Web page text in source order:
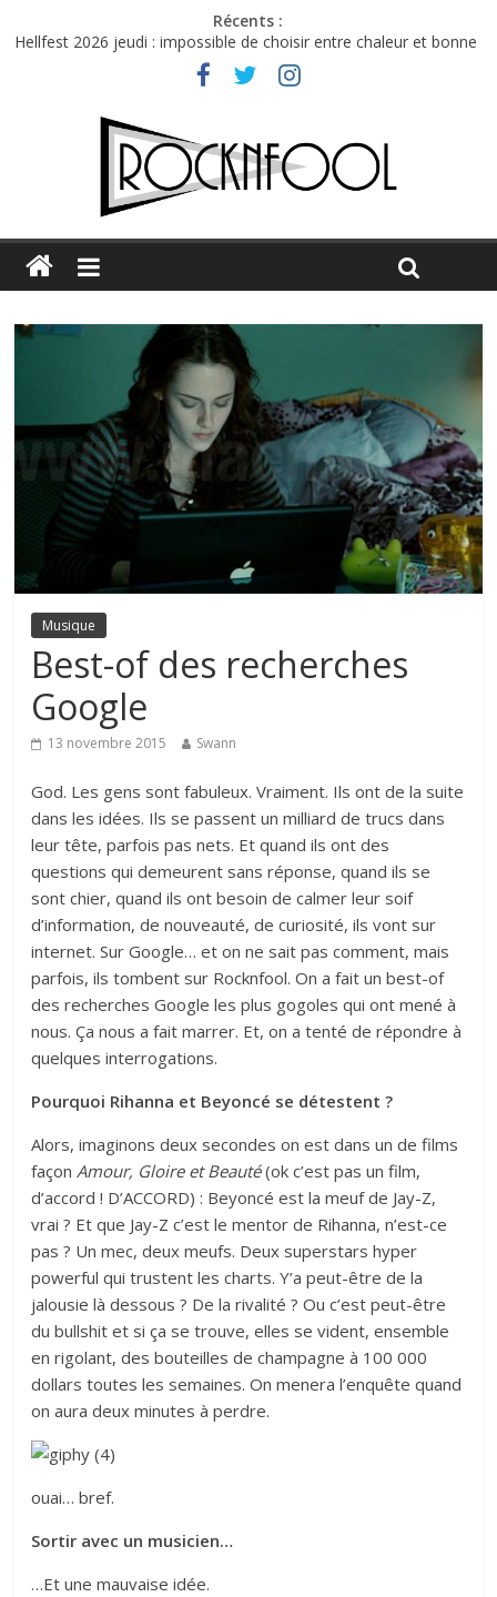
Récents :
Hellfest 2026 jeudi : impossible de choisir entre chaleur et bonne
Première édition du Midgard Festival : entre bière, métal et
Charlie Puth à l’Olympia : la leçon de pop du Professeur Puth
Jon Spencer & the HITmakers : coup de chaud au café Atlantik
Hellfest 2026 vendredi : température et émotions en hausse
Musique
Best-of des recherches
Google
13 novembre 2015 Swann
God. Les gens sont fabuleux. Vraiment. Ils ont de la suite
dans les idées. Ils se passent un milliard de trucs dans
leur tête, parfois pas nets. Et quand ils ont des
questions qui demeurent sans réponse, quand ils se
sont chier, quand ils ont besoin de calmer leur soif
d’information, de nouveauté, de curiosité, ils vont sur
internet. Sur Google… et on ne sait pas comment, mais
parfois, ils tombent sur Rocknfool. On a fait un best-of
des recherches Google les plus gogoles qui ont mené à
nous. Ça nous a fait marrer. Et, on a tenté de répondre à
quelques interrogations.
Pourquoi Rihanna et Beyoncé se détestent ?
Alors, imaginons deux secondes on est dans un de films
façon Amour, Gloire et Beauté(ok c’est pas un film,
d’accord ! D’ACCORD) : Beyoncé est la meuf de Jay-Z,
vrai ? Et que Jay-Z c’est le mentor de Rihanna, n’est-ce
pas ? Un mec, deux meufs. Deux superstars hyper
powerful qui trustent les charts. Y’a peut-être de la
jalousie là dessous ? De la rivalité ? Ou c’est peut-être
du bullshit et si ça se trouve, elles se vident, ensemble
en rigolant, des bouteilles de champagne à 100 000
dollars toutes les semaines. On menera l’enquête quand
on aura deux minutes à perdre.
ouai… bref.
Sortir avec un musicien…
…Et une mauvaise idée.